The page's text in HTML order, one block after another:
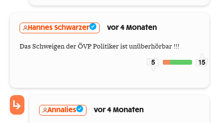
Hannes Schwarzer vor 4 Monaten
Das Schweigen der ÖVP Politiker ist unüberhörbar !!!
5 15
Annalies vor 4 Monaten